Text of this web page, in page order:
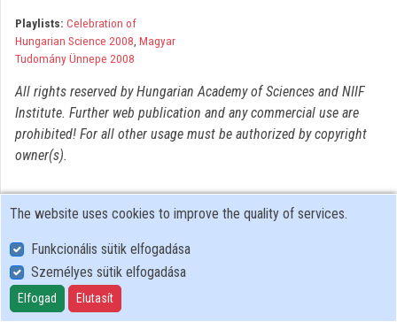
Playlists: Celebration of
Hungarian Science 2008, Magyar
Tudomány Ünnepe 2008
All rights reserved by Hungarian Academy of Sciences and NIIF
Institute. Further web publication and any commercial use are
prohibited! For all other usage must be authorized by copyright
owner(s).
User Policy
Adatkezelési tájékoztató (en)
Cookie Policy
The website uses cookies to improve the quality of services.
Funkcionális sütik elfogadása
Személyes sütik elfogadása
Elfogad Elutasít